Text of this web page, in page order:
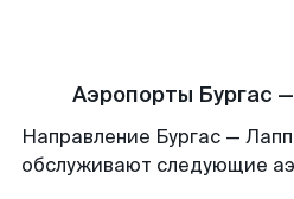
Аэропорты Бургас
Направление Бургас —
обслуживают следующие